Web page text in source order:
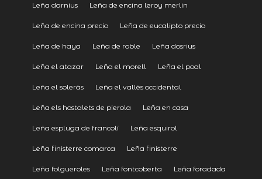
Leña darnius Leña de encina leroy merlin
Leña de encina precio Leña de eucalipto precio
Leña de haya Leña de roble Leña dosrius
Leña el atazar Leña el morell Leña el poal
Leña el soleràs Leña el vallès occidental
Leña els hostalets de pierola Leña en casa
Leña espluga de francolí Leña esquirol
Leña finisterre comarca Leña finisterre
Leña folgueroles Leña fontcoberta Leña foradada